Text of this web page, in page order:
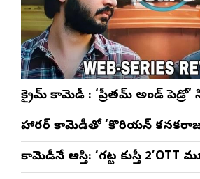
క్రైమ్ కామెడీ : ‘ప్రీతమ్ అండ్ పెడ్రో’
హారర్ కామెడీతో ‘కొరియన్
కామెడీనే ఆస్తి: ‘గట్ట కుస్తీ 2’OTT